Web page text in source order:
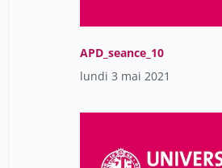
APD_seance_10
lundi 3 mai 2021